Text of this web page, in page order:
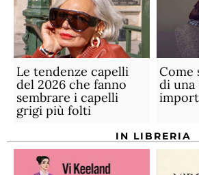
Le tendenze capelli
del 2026 che fanno
sembrare i capelli
grigi più folti
Come
di una
IN LIBRERIA